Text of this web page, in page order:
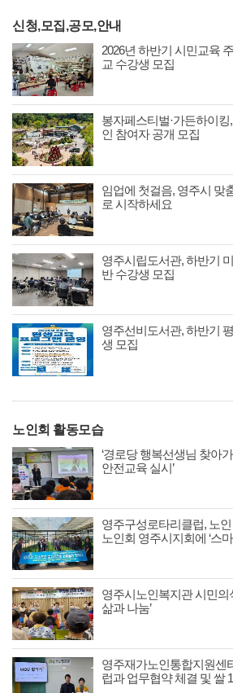
신청,모집,공모,안내
2026년 하반기 시민교육
교 수강생 모집
봉자페스티벌·가든하이
인 참여자 공개 모집
임업에 첫걸음, 영주시 맞
로 시작하세요
영주시립도서관, 하반기
반 수강생 모집
영주선비도서관, 하반기
생 모집
노인회 활동모습
‘경로당 행복선생님 찾아
안전교육 실시’
영주구성로타리클럽, 노
노인회 영주시지회에 ‘스
영주시노인복지관 시민의
삶과 나눔’
영주재가노인통합지원센
럽과 업무협약 체결 및 쌀